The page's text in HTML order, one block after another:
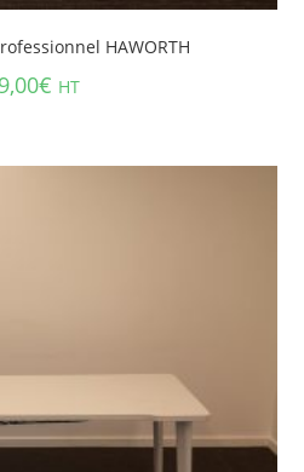
HAWORTH
€ HT